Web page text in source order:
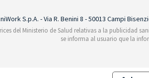
S.p.A. - Via R. Benini 8 - 50013 Campi
del Ministerio de Salud relativas a la publicidad
se informa al usuario que la